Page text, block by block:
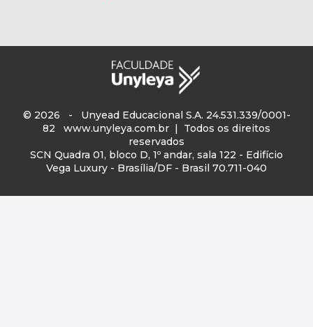
© 2026 - Unyead Educacional S.A. 24.531.339/0001-
82 www.unyleya.com.br | Todos os direitos
reservados
SCN Quadra 01, bloco D, 1º andar, sala 122 - Edifício
Vega Luxury - Brasília/DF - Brasil 70.711-040